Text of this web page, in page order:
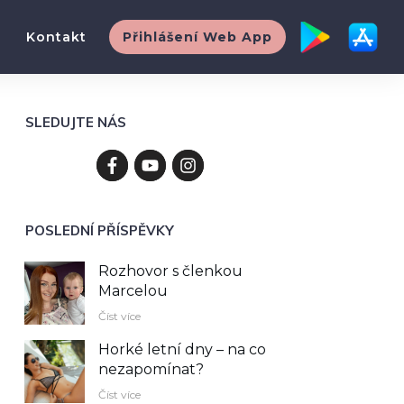
Kontakt Přihlášení Web App
SLEDUJTE NÁS
POSLEDNÍ PŘÍSPĚVKY
Rozhovor s členkou
Marcelou
Číst více
Horké letní dny – na co
nezapomínat?
Číst více